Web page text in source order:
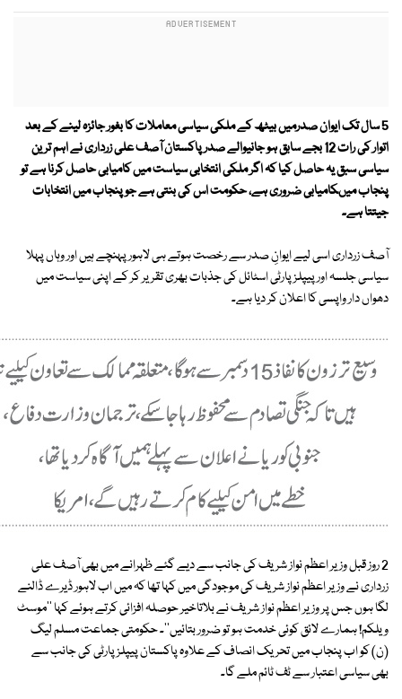
5 سال تک ایوان صدرمیں بیٹھ کے ملکی سیاسی معاملات کا بغور جائزہ لینے کے بعد
اتوار کی رات 12 بجے سابق ہو جانیوالے صدر پاکستان آصف علی زرداری نے اہم ترین
سیاسی سبق یہ حاصل کیا کہ اگر ملکی انتخابی سیاست میں کامیابی حاصل کرنا ہے تو
پنجاب میںکامیابی ضروری ہے، حکومت اس کی بنتی ہے جو پنجاب میں انتخابات
جیتتا ہے۔
آصف زرداری اسی لیے ایوانِ صدر سے رخصت ہوتے ہی لاہور پہنچے ہیں اور وہاں پہلا
سیاسی جلسہ اور پیپلز پارٹی اسٹائل کی جذبات بھری تقریر کر کے اپنی سیاست میں
دھواں دار واپسی کا اعلان کر دیا ہے۔
2 روز قبل وزیر اعظم نواز شریف کی جانب سے دیے گئے ظہرانے میں بھی آصف علی
زرداری نے وزیر اعظم نواز شریف کی موجودگی میں کہا تھا کہ میں اب لاہور ڈیرے ڈالنے
لگا ہوں جس پر وزیر اعظم نواز شریف نے بلاتاخیر حوصلہ افزائی کرتے ہوئے کہا ''موسٹ
ویلکم! ہمارے لائق کوئی خدمت ہو تو ضرور بتائیں''۔ حکومتی جماعت مسلم لیگ
(ن) کو اب پنجاب میں تحریک انصاف کے علاوہ پاکستان پیپلز پارٹی کی جانب سے
بھی سیاسی اعتبار سے ٹف ٹائم ملے گا۔